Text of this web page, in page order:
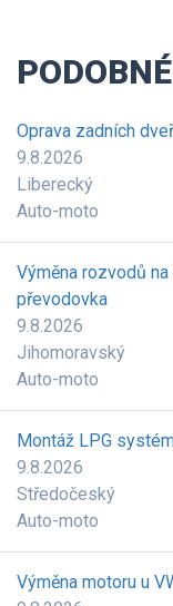
Oprava zadních
9.8.2026
Liberecký
Auto-moto
Výměna rozvodů
převodovka
9.8.2026
Jihomoravský
Auto-moto
Montáž LPG
9.8.2026
Středočeský
Auto-moto
Výměna motoru u